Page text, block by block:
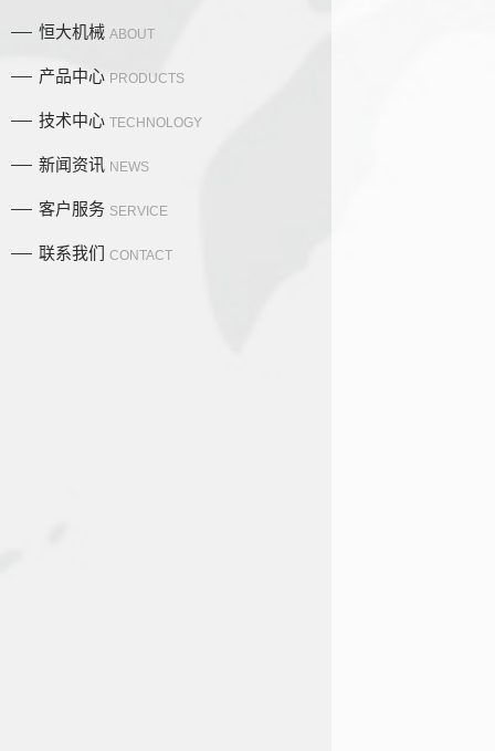
恒大机械 ABOUT
产品中心 PRODUCTS
技术中心 TECHNOLOGY
新闻资讯 NEWS
客户服务 SERVICE
联系我们 CONTACT